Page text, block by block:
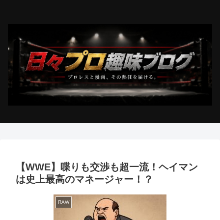
【WWE】喋りも交渉も超一流！ヘイマン
は史上最高のマネージャー！？
RAW